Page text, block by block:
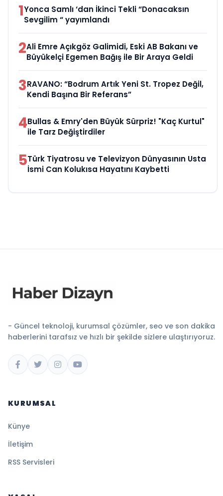
1Yonca Samlı ‘dan İkinci Tekli “Donacaksın
Sevgilim “ yayımlandı
2Ali Emre Açıkgöz Galimidi, Eski AB Bakanı ve
Büyükelçi Egemen Bağış ile Bir Araya Geldi
3RAVANO: “Bodrum Artık Yeni St. Tropez Değil,
Kendi Başına Bir Referans”
4Bullas & Emry'den Büyük Sürpriz! "Kaç Kurtul"
ile Tarz Değiştirdiler
5Türk Tiyatrosu ve Televizyon Dünyasının Usta
İsmi Can Kolukısa Hayatını Kaybetti
- Güncel teknoloji, kurumsal çözümler, seo ve son dakika
haberlerini tarafsız ve hızlı bir şekilde sizlere ulaştırıyoruz.
KURUMSAL
Künye
İletişim
RSS Servisleri